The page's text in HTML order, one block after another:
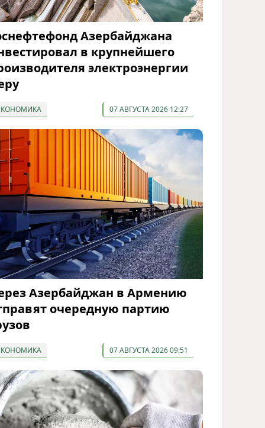
Азербайджана
в крупнейшего
электроэнергии
07 АВГУСТА 2026 12:27
Азербайджан в Армению
очередную партию
07 АВГУСТА 2026 09:51